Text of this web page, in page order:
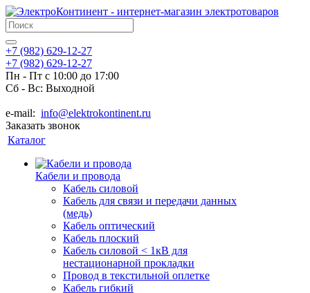
+7 (982) 629-12-27
+7 (982) 629-12-27
Пн - Пт с 10:00 до 17:00
Сб - Вс: Выходной
e-mail: info@elektrokontinent.ru
Заказать звонок
Каталог
Кабели и провода
Кабель силовой
Кабель для связи и передачи данных
(медь)
Кабель оптический
Кабель плоский
Кабель силовой < 1кВ для
нестационарной прокладки
Провод в текстильной оплетке
Кабель гибкий